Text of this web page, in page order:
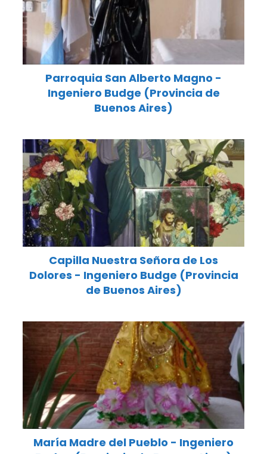
Parroquia San Alberto Magno -
Ingeniero Budge (Provincia de
Buenos Aires)
Capilla Nuestra Señora de Los
Dolores - Ingeniero Budge (Provincia
de Buenos Aires)
María Madre del Pueblo - Ingeniero